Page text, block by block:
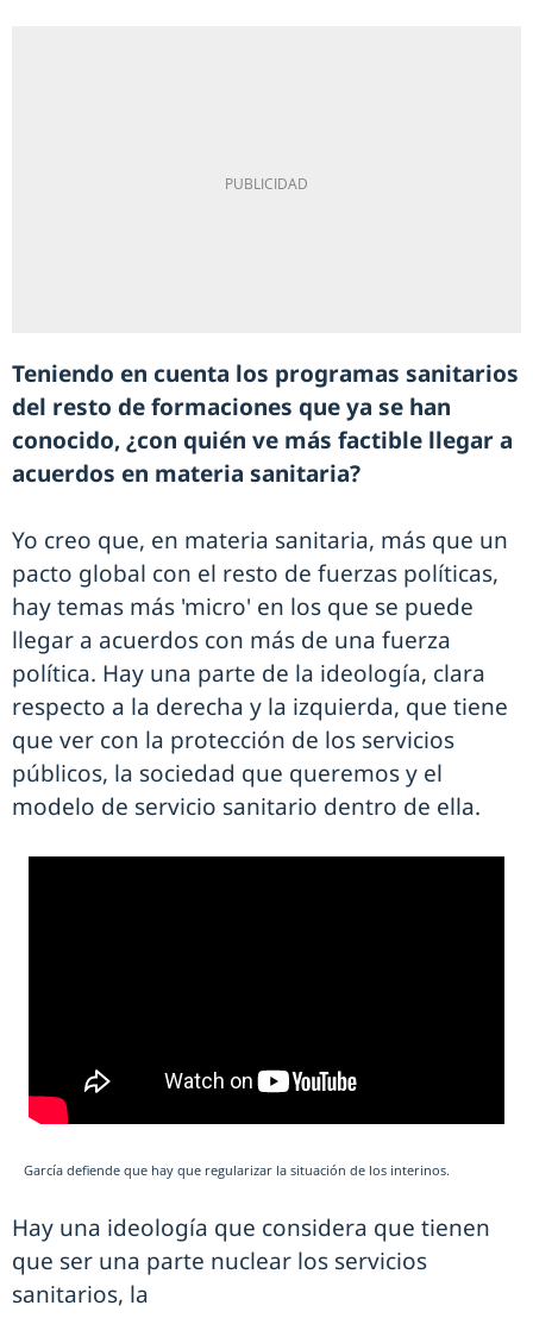
Teniendo en cuenta los programas sanitarios
del resto de formaciones que ya se han
conocido, ¿con quién ve más factible llegar a
acuerdos en materia sanitaria?
Yo creo que, en materia sanitaria, más que un
pacto global con el resto de fuerzas políticas,
hay temas más 'micro' en los que se puede
llegar a acuerdos con más de una fuerza
política. Hay una parte de la ideología, clara
respecto a la derecha y la izquierda, que tiene
que ver con la protección de los servicios
públicos, la sociedad que queremos y el
modelo de servicio sanitario dentro de ella.
García defiende que hay que regularizar la situación de los interinos.
Hay una ideología que considera que tienen
que ser una parte nuclear los servicios
sanitarios, la